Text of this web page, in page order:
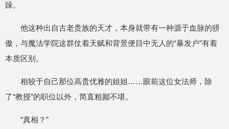
躁。
他这种出自古老贵族的天才，本身就带有一种源于血脉的骄
傲，与魔法学院这群仗着天赋和背景便目中无人的“暴发户”有着
本质区别。
相较于自己那位高贵优雅的姐姐……眼前这位女法师，除
了“教授”的职位以外，简直粗鄙不堪。
“真相？”